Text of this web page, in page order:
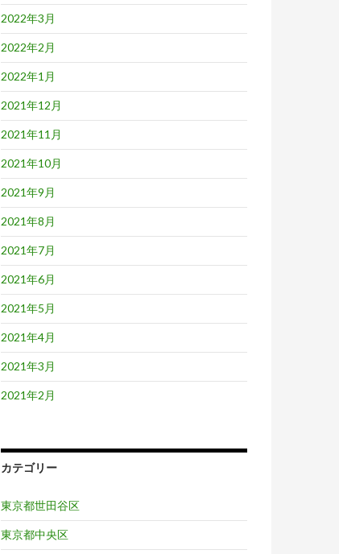
2022年3月
2022年2月
2022年1月
2021年12月
2021年11月
2021年10月
2021年9月
2021年8月
2021年7月
2021年6月
2021年5月
2021年4月
2021年3月
2021年2月
カテゴリー
東京都世田谷区
東京都中央区